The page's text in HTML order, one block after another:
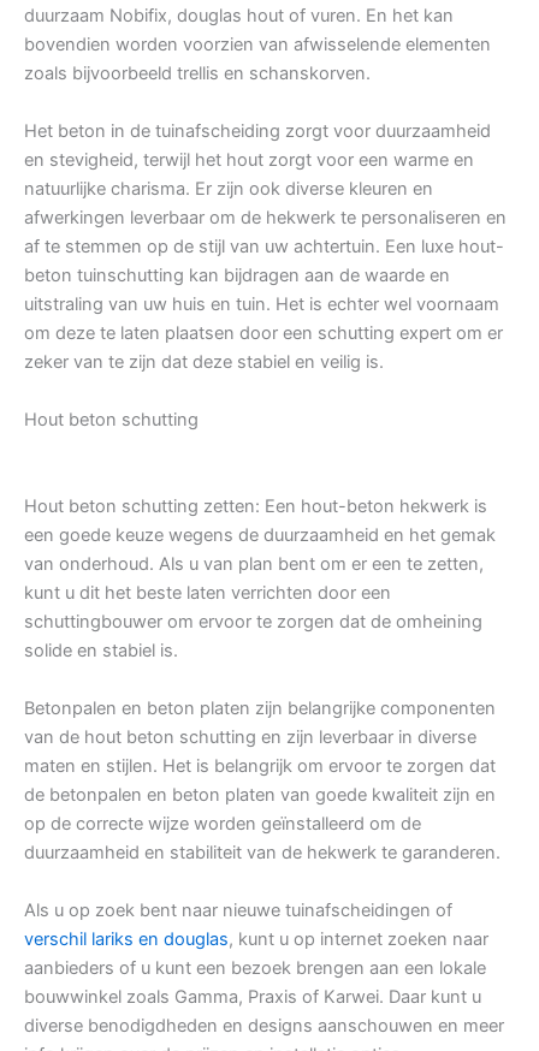
duurzaam Nobifix, douglas hout of vuren. En het kan
bovendien worden voorzien van afwisselende elementen
zoals bijvoorbeeld trellis en schanskorven.
Het beton in de tuinafscheiding zorgt voor duurzaamheid
en stevigheid, terwijl het hout zorgt voor een warme en
natuurlijke charisma. Er zijn ook diverse kleuren en
afwerkingen leverbaar om de hekwerk te personaliseren en
af te stemmen op de stijl van uw achtertuin. Een luxe hout-
beton tuinschutting kan bijdragen aan de waarde en
uitstraling van uw huis en tuin. Het is echter wel voornaam
om deze te laten plaatsen door een schutting expert om er
zeker van te zijn dat deze stabiel en veilig is.
Hout beton schutting
Hout beton schutting zetten: Een hout-beton hekwerk is
een goede keuze wegens de duurzaamheid en het gemak
van onderhoud. Als u van plan bent om er een te zetten,
kunt u dit het beste laten verrichten door een
schuttingbouwer om ervoor te zorgen dat de omheining
solide en stabiel is.
Betonpalen en beton platen zijn belangrijke componenten
van de hout beton schutting en zijn leverbaar in diverse
maten en stijlen. Het is belangrijk om ervoor te zorgen dat
de betonpalen en beton platen van goede kwaliteit zijn en
op de correcte wijze worden geïnstalleerd om de
duurzaamheid en stabiliteit van de hekwerk te garanderen.
Als u op zoek bent naar nieuwe tuinafscheidingen of
verschil lariks en douglas, kunt u op internet zoeken naar
aanbieders of u kunt een bezoek brengen aan een lokale
bouwwinkel zoals Gamma, Praxis of Karwei. Daar kunt u
diverse benodigdheden en designs aanschouwen en meer